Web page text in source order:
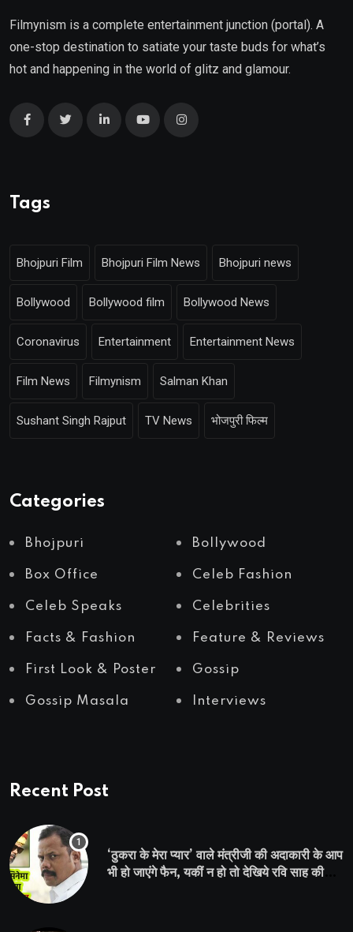
Filmynism is a complete entertainment junction (portal). A
one-stop destination to satiate your taste buds for what’s
hot and happening in the world of glitz and glamour.
Tags
Bhojpuri Film Bhojpuri Film News Bhojpuri news
Bollywood Bollywood film Bollywood News
Coronavirus Entertainment Entertainment News
Film News Filmynism Salman Khan
Sushant Singh Rajput TV News भोजपुरी फिल्म
Categories
Bhojpuri Bollywood
Box Office Celeb Fashion
Celeb Speaks Celebrities
Facts & Fashion Feature & Reviews
First Look & Poster Gossip
Gossip Masala Interviews
Recent Post
‘ठुकरा के मेरा प्यार’ वाले मंत्रीजी की अदाकारी के आप
भी हो जाएंगे फैन, यकीं न हो तो देखिये रवि साह की